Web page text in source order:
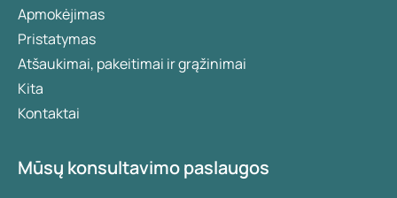
Apmokėjimas
Pristatymas
Atšaukimai, pakeitimai ir grąžinimai
Kita
Kontaktai
Mūsų konsultavimo paslaugos